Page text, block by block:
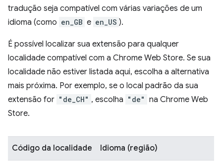
tradução seja compatível com várias variações de um
idioma (como en_GB e en_US ).
É possível localizar sua extensão para qualquer
localidade compatível com a Chrome Web Store. Se sua
localidade não estiver listada aqui, escolha a alternativa
mais próxima. Por exemplo, se o local padrão da sua
extensão for "de_CH" , escolha "de" na Chrome Web
Store.
Código da localidade Idioma (região)